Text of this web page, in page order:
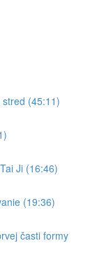
(45:11)
Ji (16:46)
(19:36)
časti formy